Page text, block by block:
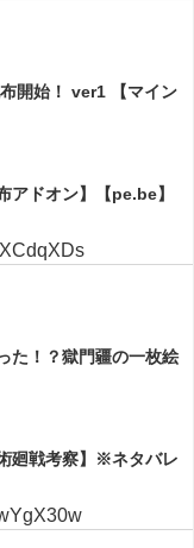
開始！ ver1 【マイン
アドオン】【pe.be】
た！？獄門疆の一枚絵
廻戦考察】※ネタバレ